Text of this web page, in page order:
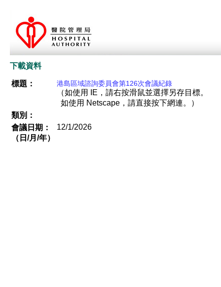
下載資料
標題： 港島區域諮詢委員會第126次會議紀錄
（如使用 IE，請右按滑鼠並選擇另存目標。
如使用 Netscape，請直接按下網連。）
類別：
會議日期：
（日/月/年）
12/1/2026